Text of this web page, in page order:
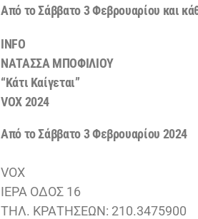
Από το Σάββατο 3 Φεβρουαρίου και
INFO
ΝΑΤΑΣΣΑ ΜΠΟΦΙΛΙΟΥ
“Κάτι Καίγεται”
VOX 2024
Από το Σάββατο 3 Φεβρουαρίου 2024
VOX
ΙΕΡΑ ΟΔΟΣ 16
ΤΗΛ. ΚΡΑΤΗΣΕΩΝ: 210.3475900